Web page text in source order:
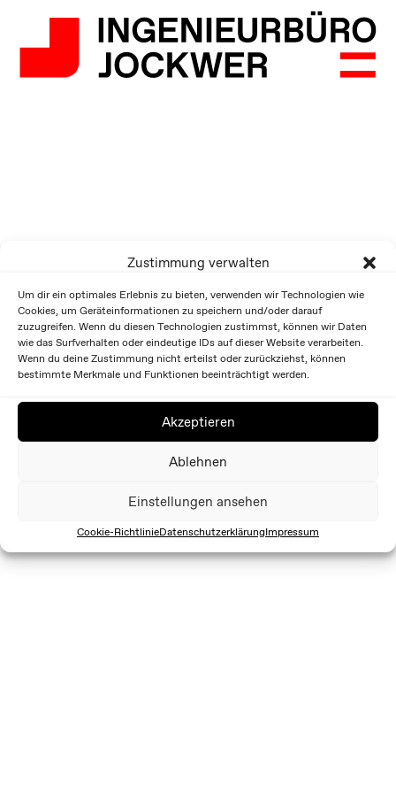
Zustimmung verwalten
Um dir ein optimales Erlebnis zu bieten, verwenden wir Technologien wie
Cookies, um Geräteinformationen zu speichern und/oder darauf
zuzugreifen. Wenn du diesen Technologien zustimmst, können wir Daten
wie das Surfverhalten oder eindeutige IDs auf dieser Website verarbeiten.
Wenn du deine Zustimmung nicht erteilst oder zurückziehst, können
bestimmte Merkmale und Funktionen beeinträchtigt werden.
Akzeptieren
Ablehnen
Einstellungen ansehen
Cookie-RichtlinieDatenschutzerklärungImpressum